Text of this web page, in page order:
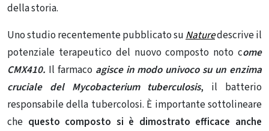
della storia.
Uno studio recentemente pubblicato su Naturedescrive il
potenziale terapeutico del nuovo composto noto come
CMX410. Il farmaco agisce in modo univoco su un enzima
cruciale del Mycobacterium tuberculosis, il batterio
responsabile della tubercolosi. È importante sottolineare
che questo composto si è dimostrato efficace anche